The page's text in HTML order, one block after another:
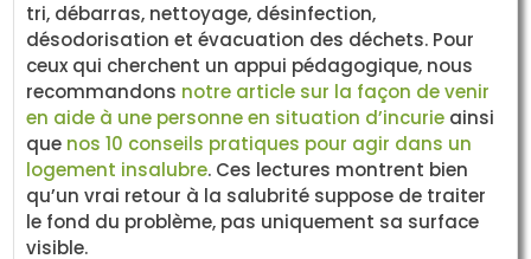
tri, débarras, nettoyage, désinfection,
désodorisation et évacuation des déchets. Pour
ceux qui cherchent un appui pédagogique, nous
recommandons notre article sur la façon de venir
en aide à une personne en situation d’incurie ainsi
que nos 10 conseils pratiques pour agir dans un
logement insalubre. Ces lectures montrent bien
qu’un vrai retour à la salubrité suppose de traiter
le fond du problème, pas uniquement sa surface
visible.